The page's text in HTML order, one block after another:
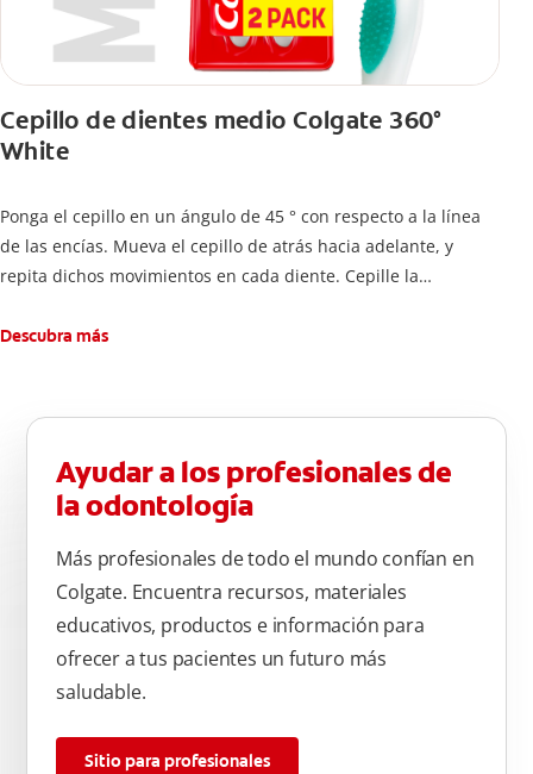
Cepillo de dientes medio Colgate 360°
White
Ponga el cepillo en un ángulo de 45 ° con respecto a la línea
de las encías. Mueva el cepillo de atrás hacia adelante, y
repita dichos movimientos en cada diente. Cepille la
atrás hacia adelante. Cepille la superficie masticatoria (parte
atrás, arriba y abajo, en la parte superior e inferior. No se
olvide de cepillar la lengua para quitar el mal olor causado
por las bacterias.
Descubra más
Ayudar a los profesionales de
la odontología
Más profesionales de todo el mundo confían en
Colgate. Encuentra recursos, materiales
educativos, productos e información para
ofrecer a tus pacientes un futuro más
saludable.
Sitio para profesionales